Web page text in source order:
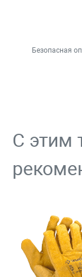
Безопасная
С этим